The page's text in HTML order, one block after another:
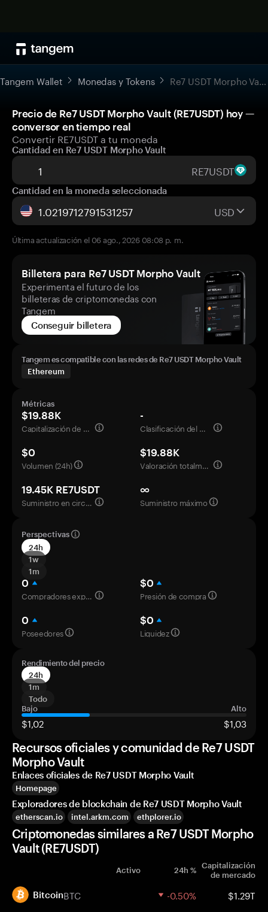
Tangem Wallet Monedas y Tokens Re7 USDT Morpho Vault
Precio de Re7 USDT Morpho Vault (RE7USDT) hoy —
conversor en tiempo real
Convertir RE7USDT a tu moneda
Cantidad en Re7 USDT Morpho Vault
RE7USDT
Cantidad en la moneda seleccionada
USD
Última actualización el 06 ago., 2026 08:08 p. m.
Billetera para Re7 USDT Morpho Vault
Experimenta el futuro de los
billeteras de criptomonedas con
Tangem
Conseguir billetera
Tangem es compatible con las redes de Re7 USDT Morpho Vault
Ethereum
Métricas
$19.88K
Capitalización de mercado
-
Clasificación del mercado
$0
Volumen (24h)
$19.88K
Valoración totalmente diluida
19.45K RE7USDT
Suministro en circulación
∞
Suministro máximo
Perspectivas
24h
1w
1m
0
Compradores experimentados
$0
Presión de compra
0
Poseedores
$0
Liquidez
Rendimiento del precio
24h
1m
Todo
Bajo
Alto
$1,02
$1,03
Recursos oficiales y comunidad de Re7 USDT
Morpho Vault
Enlaces oficiales de Re7 USDT Morpho Vault
Homepage
Exploradores de blockchain de Re7 USDT Morpho Vault
etherscan.io intel.arkm.com ethplorer.io
Criptomonedas similares a Re7 USDT Morpho
Vault (RE7USDT)
Activo 24h % Capitalización
de mercado
BitcoinBTC -0.50% $1.29T